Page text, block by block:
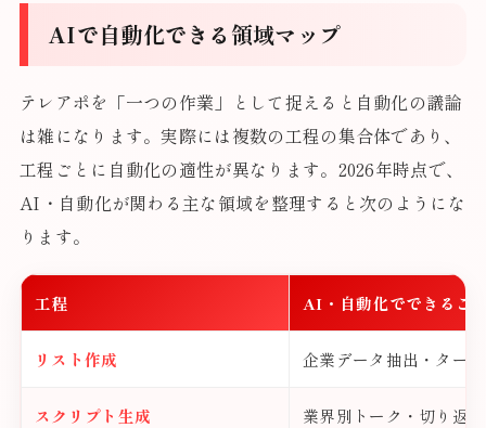
AIで自動化できる領域マップ
テレアポを「一つの作業」として捉えると自動化の議論
は雑になります。実際には複数の工程の集合体であり、
工程ごとに自動化の適性が異なります。2026年時点で、
AI・自動化が関わる主な領域を整理すると次のようにな
ります。
工程 AI・自動化でできるこ
リスト作成 企業データ抽出・ター
スクリプト生成 業界別トーク・切り返